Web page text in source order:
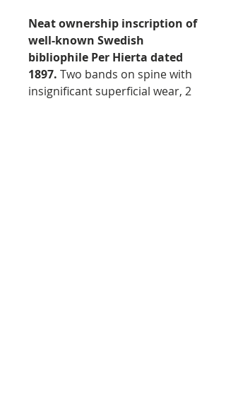
Neat ownership inscription of
well-known Swedish
bibliophile Per Hierta dated
1897. Two bands on spine with
insignificant superficial wear, 2